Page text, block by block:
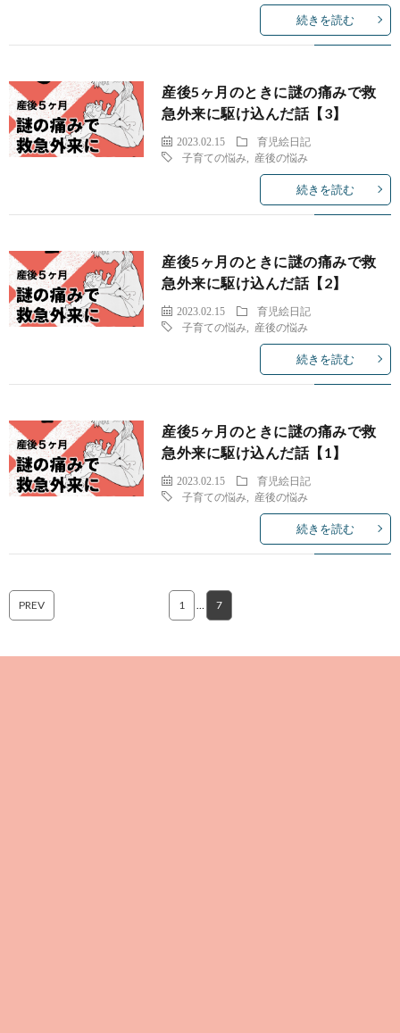
続きを読む
産後5ヶ月のときに謎の痛みで救
急外来に駆け込んだ話【3】
2023.02.15
育児絵日記
子育ての悩み
産後の悩み
続きを読む
産後5ヶ月のときに謎の痛みで救
急外来に駆け込んだ話【2】
2023.02.15
育児絵日記
子育ての悩み
産後の悩み
続きを読む
産後5ヶ月のときに謎の痛みで救
急外来に駆け込んだ話【1】
2023.02.15
育児絵日記
子育ての悩み
産後の悩み
続きを読む
PREV 1 7